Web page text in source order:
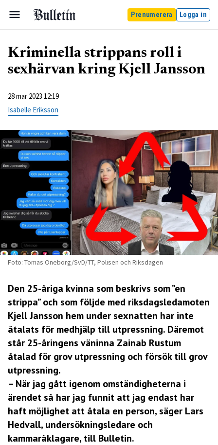
Prenumerera Logga in
Kriminella strippans roll i
sexhärvan kring Kjell Jansson
28 mar 2023 12:19
Isabelle Eriksson
Foto: Tomas Oneborg/SvD/TT, Polisen och Riksdagen
Den 25-åriga kvinna som beskrivs som ”en
strippa” och som följde med riksdagsledamoten
Kjell Jansson hem under sexnatten har inte
åtalats för medhjälp till utpressning. Däremot
står 25-åringens väninna Zainab Rustum
åtalad för grov utpressning och försök till grov
utpressning.
– När jag gått igenom omständigheterna i
ärendet så har jag funnit att jag endast har
haft möjlighet att åtala en person, säger Lars
Hedvall, undersökningsledare och
kammaråklagare, till Bulletin.